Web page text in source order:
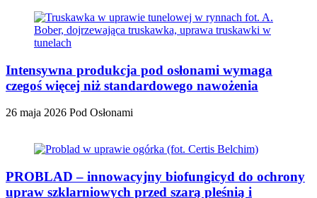
Intensywna produkcja pod osłonami wymaga
czegoś więcej niż standardowego nawożenia
26 maja 2026 Pod Osłonami
PROBLAD – innowacyjny biofungicyd do ochrony
upraw szklarniowych przed szarą pleśnią i